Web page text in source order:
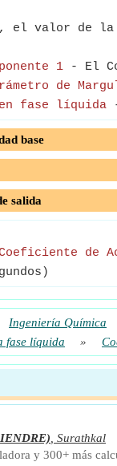
el valor de la
1 - El
de
en fase líquida
base
salida
de
Ingeniería Química
fase líquida
»
Surathkal
y 300+ más